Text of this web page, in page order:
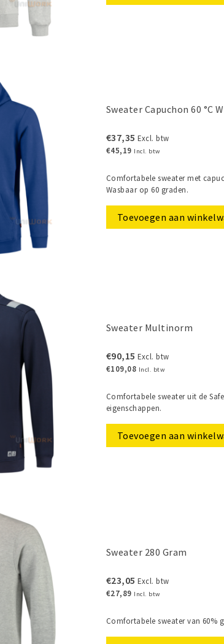
Sweater Capuchon 60 °C
€37,35 Excl. btw
€45,19 Incl. btw
Comfortabele sweater met
Wasbaar op 60 graden.
Toevoegen aan
Sweater Multinorm
€90,15 Excl. btw
€109,08 Incl. btw
Comfortabele sweater uit de
eigenschappen.
Toevoegen aan
Sweater 280 Gram
€23,05 Excl. btw
€27,89 Incl. btw
Comfortabele sweater van 60%